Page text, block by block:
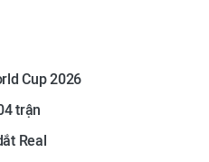
Cup 2026
trận
Real